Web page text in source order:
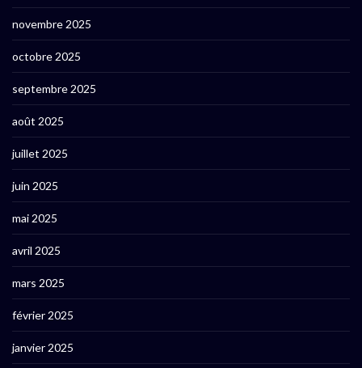
novembre 2025
octobre 2025
septembre 2025
août 2025
juillet 2025
juin 2025
mai 2025
avril 2025
mars 2025
février 2025
janvier 2025